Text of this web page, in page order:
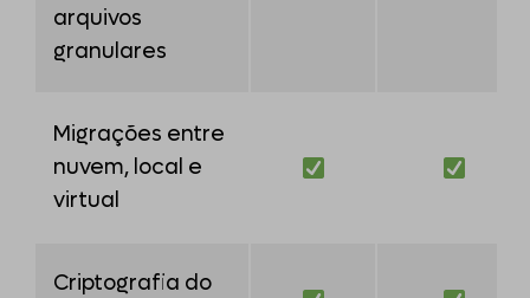
arquivos
granulares
Migrações entre
nuvem, local e
virtual
Criptografia do